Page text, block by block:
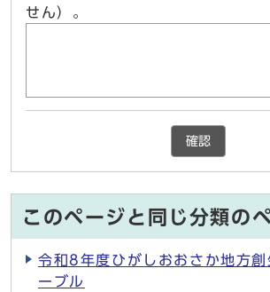
せん）。
確認
このページと同じ分類の
令和8年度ひがしおおさか地方創
ーブル